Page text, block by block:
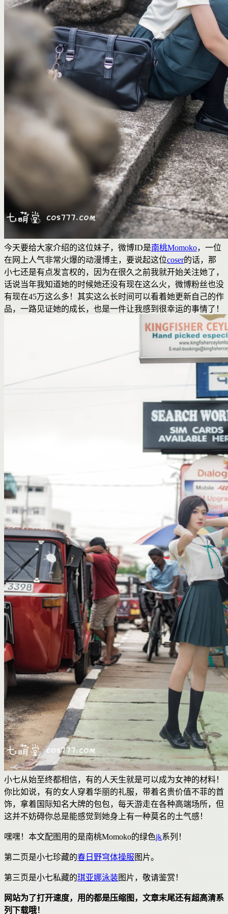
今天要给大家介绍的这位妹子，微博ID是南桃Momoko，一位
在网上人气非常火爆的动漫博主，要说起这位coser的话，那
小七还是有点发言权的，因为在很久之前我就开始关注她了，
话说当年我知道她的时候她还没有现在这么火，微博粉丝也没
有现在45万这么多！其实这么长时间可以看着她更新自己的作
品，一路见证她的成长，也是一件让我感到很幸运的事情了！
小七从始至终都相信，有的人天生就是可以成为女神的材料！
你比如说，有的女人穿着华丽的礼服，带着名贵价值不菲的首
饰，拿着国际知名大牌的包包，每天游走在各种高端场所，但
这并不妨碍你总是能感觉到她身上有一种莫名的土气感！
嘿嘿！本文配图用的是南桃Momoko的绿色jk系列！
第二页是小七珍藏的春日野穹体操服 图片。
第三页是小七私藏的琪亚娜泳装图片，敬请鉴赏！
网站为了打开速度，用的都是压缩图，文章末尾还有超高清系
列下载哦！